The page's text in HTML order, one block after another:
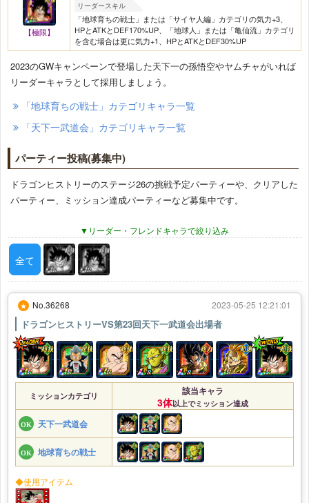
【極限】
リーダースキル
「地球育ちの戦士」または「サイヤ人編」カテゴリの気力+3、
HPとATKとDEF170%UP、「地球人」または「亀仙流」カテゴリ
を含む場合は更に気力+1、HPとATKとDEF30%UP
2023のGWキャンペーンで登場した天下一の孫悟空やヤムチャがいれば
リーダーキャラとして採用しましょう。
「地球育ちの戦士」カテゴリキャラ一覧
「天下一武道会」カテゴリキャラ一覧
パーティー投稿(募集中)
ドラゴンヒストリーのステージ26の挑戦予定パーティーや、クリアした
パーティー、ミッション達成パーティーなど募集中です。
リーダー・フレンドキャラで絞り込み
全て
★ No.36268 2023-05-25 12:21:01
ドラゴンヒストリーVS第23回天下一武道会出場者
ミッションカテゴリ 該当キャラ
3体以上でミッション達成
天下一武道会
地球育ちの戦士
◆使用アイテム